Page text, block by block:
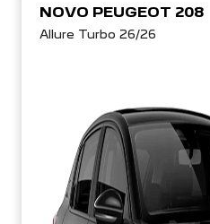
NOVO PEUGEOT 208
Allure Turbo 26/26